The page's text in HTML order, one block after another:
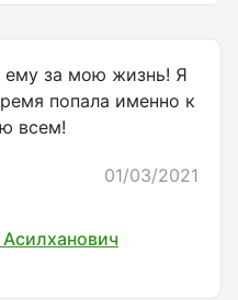
ему за мою жизнь! Я
попала именно к
всем!
01/03/2021
Асилханович